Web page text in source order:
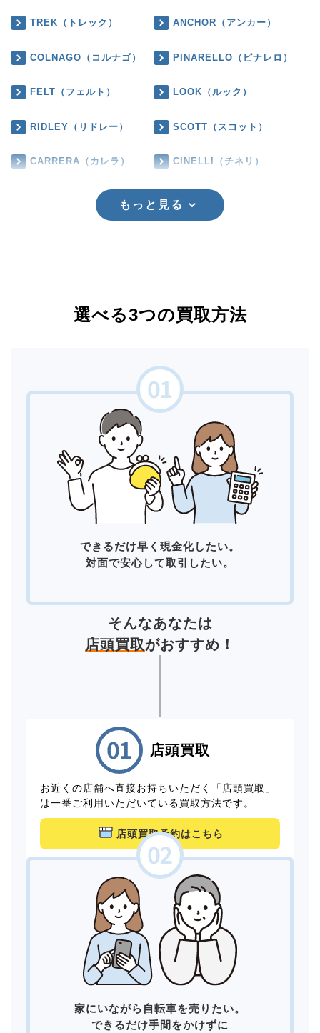
TREK（トレック） ANCHOR（アンカー）
COLNAGO（コルナゴ） PINARELLO（ピナレロ）
FELT（フェルト） LOOK（ルック）
RIDLEY（リドレー） SCOTT（スコット）
CARRERA（カレラ） CINELLI（チネリ）
もっと見る
選べる3つの買取方法
できるだけ早く現金化したい。
対面で安心して取引したい。
そんなあなたは
店頭買取がおすすめ！
店頭買取
お近くの店舗へ直接お持ちいただく「店頭買取」
は一番ご利用いただいている買取方法です。
店頭買取予約はこちら
家にいながら自転車を売りたい。
できるだけ手間をかけずに